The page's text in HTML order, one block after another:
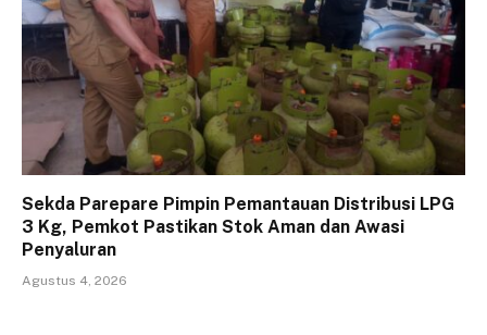
Sekda Parepare Pimpin Pemantauan Distribusi LPG
3 Kg, Pemkot Pastikan Stok Aman dan Awasi
Penyaluran
Agustus 4, 2026